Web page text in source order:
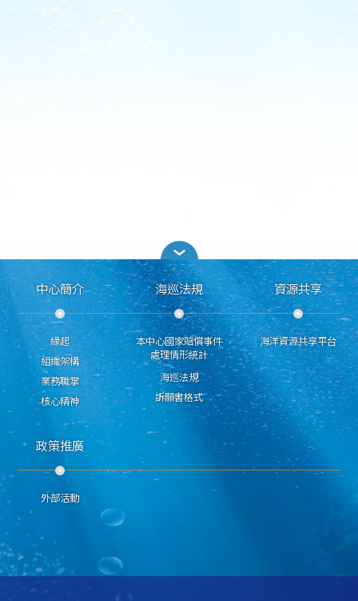
中心簡介
緣起
組織架構
業務職掌
核心精神
海巡法規
本中心國家賠償事件
處理情形統計
海巡法規
訴願書格式
資源共享
海洋資源共享平台
政策推廣
外部活動